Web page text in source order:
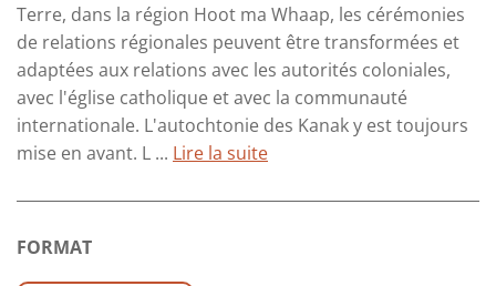
Terre, dans la région Hoot ma Whaap, les cérémonies
de relations régionales peuvent être transformées et
adaptées aux relations avec les autorités coloniales,
avec l'église catholique et avec la communauté
internationale. L'autochtonie des Kanak y est toujours
mise en avant. L ... Lire la suite
FORMAT